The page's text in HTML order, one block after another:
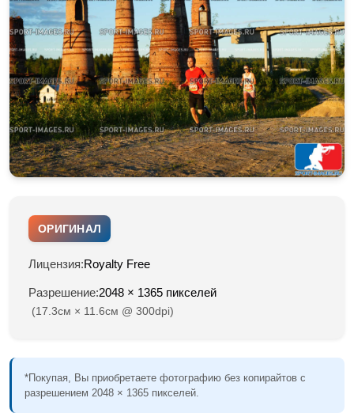
ОРИГИНАЛ
Лицензия:Royalty Free
Разрешение:2048 × 1365 пикселей
(17.3см × 11.6см @ 300dpi)
*Покупая, Вы приобретаете фотографию без копирайтов с
разрешением 2048 × 1365 пикселей.